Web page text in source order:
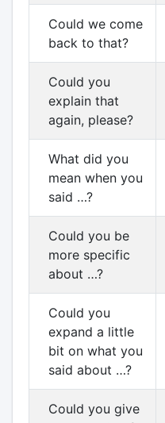
Could we come
back to that?
Could you
explain that
again, please?
What did you
mean when you
said …?
Could you be
more specific
about …?
Could you
expand a little
bit on what you
said about …?
Could you give